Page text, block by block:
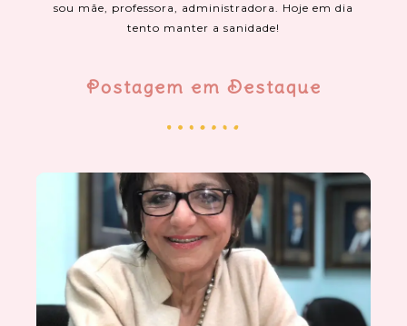
sou mãe, professora, administradora. Hoje em dia
tento manter a sanidade!
Postagem em Destaque